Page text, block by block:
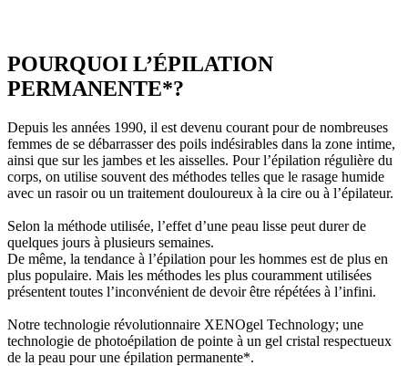
POURQUOI L’ÉPILATION
PERMANENTE*?
Depuis les années 1990, il est devenu courant pour de nombreuses
femmes de se débarrasser des poils indésirables dans la zone intime,
ainsi que sur les jambes et les aisselles. Pour l’épilation régulière du
corps, on utilise souvent des méthodes telles que le rasage humide
avec un rasoir ou un traitement douloureux à la cire ou à l’épilateur.
Selon la méthode utilisée, l’effet d’une peau lisse peut durer de
quelques jours à plusieurs semaines.
De même, la tendance à l’épilation pour les hommes est de plus en
plus populaire. Mais les méthodes les plus couramment utilisées
présentent toutes l’inconvénient de devoir être répétées à l’infini.
Notre technologie révolutionnaire XENOgel Technology; une
technologie de photoépilation de pointe à un gel cristal respectueux
de la peau pour une épilation permanente*.